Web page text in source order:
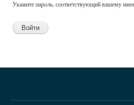
Укажите пароль, соответствующий вашему